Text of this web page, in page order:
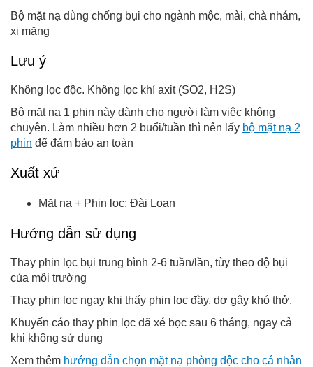
Bộ mặt nạ dùng chống bụi cho ngành mộc, mài, chà nhám,
xi măng
Lưu ý
Không lọc độc. Không lọc khí axit (SO2, H2S)
Bộ mặt nạ 1 phin này dành cho người làm việc không
chuyên. Làm nhiều hơn 2 buổi/tuần thì nên lấy bộ mặt nạ 2
phin để đảm bảo an toàn
Xuất xứ
Mặt nạ + Phin lọc: Đài Loan
Hướng dẫn sử dụng
Thay phin lọc bụi trung bình 2-6 tuần/lần, tùy theo độ bụi
của môi trường
Thay phin lọc ngay khi thấy phin lọc đầy, dơ gây khó thở.
Khuyến cáo thay phin lọc đã xé bọc sau 6 tháng, ngay cả
khi không sử dụng
Xem thêm hướng dẫn chọn mặt nạ phòng độc cho cá nhân